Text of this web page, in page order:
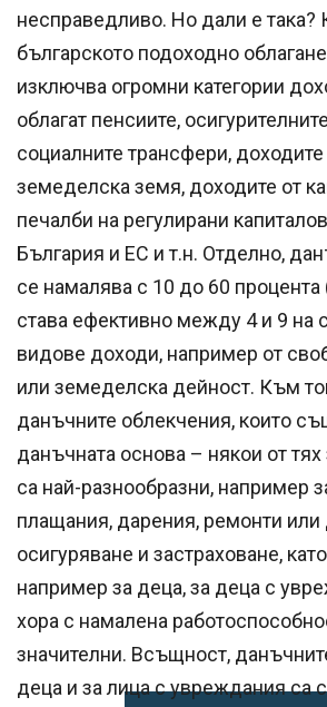
несправедливо. Но дали е така?
българското подоходно
изключва огромни категории
облагат пенсиите,
социалните трансфери,
земеделска земя, доходите от
печалби на регулирани
България и ЕС и т.н. Отделно,
се намалява с 10 до 60 процента
става ефективно между 4 и 9 на
видове доходи, например от
или земеделска дейност. Към
данъчните облекчения, които
данъчната основа – някои от тях
са най-разнообразни, например
плащания, дарения, ремонти
осигуряване и застраховане,
например за деца, за деца с
хора с намалена
значителни. Всъщност,
деца и за лица с увреждания са